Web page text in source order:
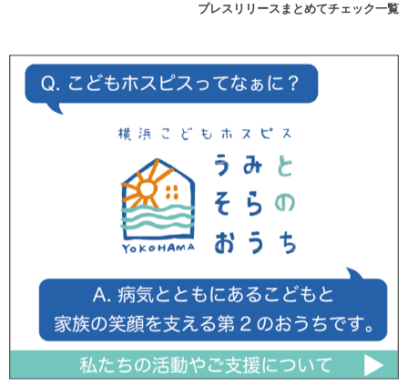
プレスリリースまとめてチェック一覧